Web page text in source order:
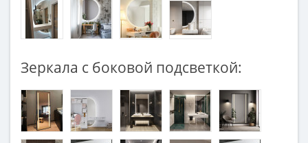
Зеркала с боковой подсветкой: